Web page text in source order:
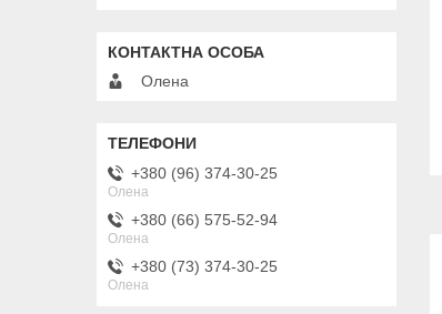
Олена
+380 (96) 374-30-25
Олена
+380 (66) 575-52-94
Олена
+380 (73) 374-30-25
Олена